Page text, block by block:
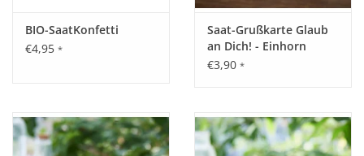
BIO-SaatKonfetti
€4,95 *
Saat-Grußkarte Glaub
an Dich! - Einhorn
€3,90 *